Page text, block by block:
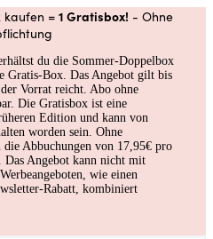
kaufen = 1 Gratisbox! - Ohne
du die Sommer-Doppelbox
Gratis-Box. Das Angebot gilt bis
Vorrat reicht. Abo ohne
Die Gratisbox ist eine
Edition und kann von
worden sein. Ohne
Abbuchungen von 17,95€ pro
Das Angebot kann nicht mit
wie einen
Rabatt, kombiniert